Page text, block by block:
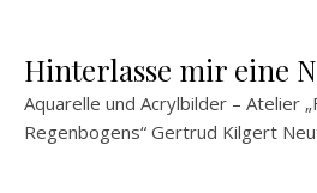
Hinterlasse mir eine
Aquarelle und Acrylbilder – Atelier
Regenbogens“ Gertrud Kilgert